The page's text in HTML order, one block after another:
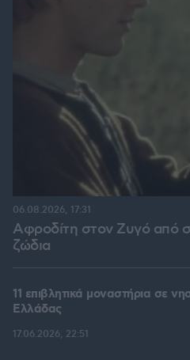
Αφροδίτη στον Ζυγό από
ζώδια
06.08.2026, 17:31
11 επιβλητικά μοναστήρια σε
Ελλάδας
17.06.2026, 22:51